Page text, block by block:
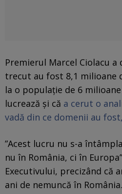
Premierul Marcel Ciolacu
trecut au fost 8,1 milioane
la o populaţie de 6
lucrează şi că a cerut o
vadă din ce domenii au
”Acest lucru nu s-a
nu în România, ci în
Executivului, precizând că
ani de nemuncă în România.